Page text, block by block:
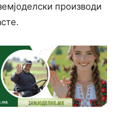
производи